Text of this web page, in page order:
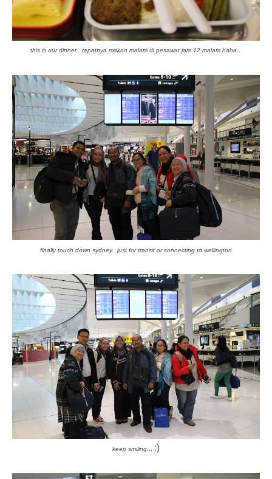
this is our dinner.. tepatnya makan malam di pesawat jam 12 malam haha..
finally touch down sydney.. just for transit or connecting to wellington
keep smiling... :)